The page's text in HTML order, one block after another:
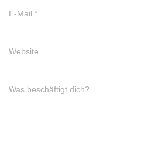
E-Mail *
Website
Was beschäftigt dich?